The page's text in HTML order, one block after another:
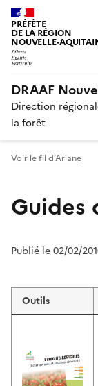
PRÉFÈTE
DE LA RÉGION
NOUVELLE-
DRAAF
Direction
la forêt
Voir le fil d'Ariane
Guides
Publié le 02/02/
Outils